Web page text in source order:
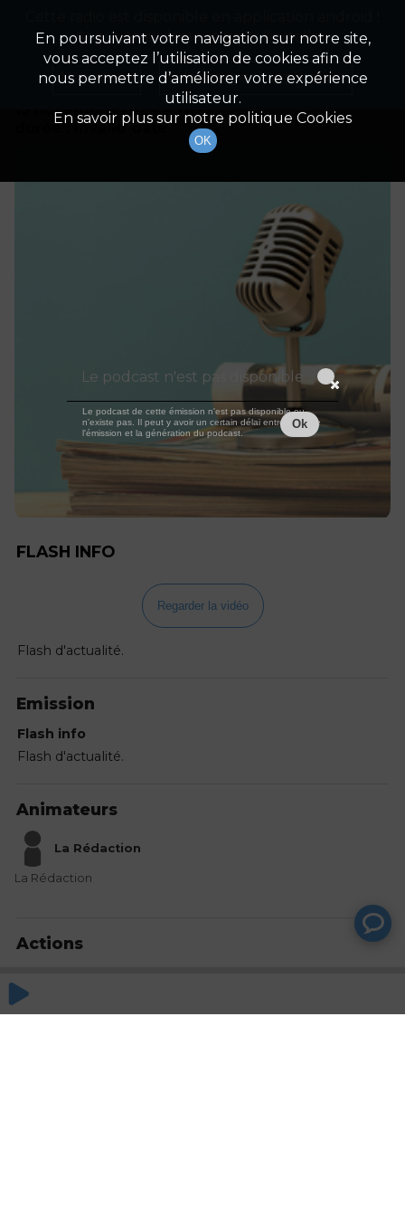
Détails De L'épisode
13 novembre 2023
à 7h59
durée : Invalid date
FLASH INFO
Regarder la vidéo
Flash d'actualité.
Emission
Flash info
Flash d'actualité.
Animateurs
La Rédaction
La Rédaction
Actions
En poursuivant votre navigation sur notre site,
vous acceptez l’utilisation de cookies afin de
nous permettre d’améliorer votre expérience
utilisateur.
En savoir plus sur notre politique Cookies
OK
Appuyez ci-dessous pour l'installer.
Non merci Télécharger l'application
Le podcast n'est pas disponible
Le podcast de cette émission n'est pas disponible ou
n'existe pas. Il peut y avoir un certain délai entre la fin de
l'émission et la génération du podcast.
Ok